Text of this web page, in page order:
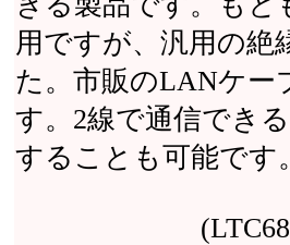
用ですが、汎用の絶
た。市販のLANケー
す。2線で通信でき
することも可能です。